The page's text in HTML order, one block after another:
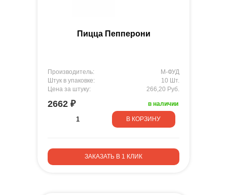
Пицца Пепперони
Производитель:
М-ФУД
Штук в упаковке:
10 Шт.
Цена за штуку:
266,20 Руб.
2662 ₽ в наличии
В КОРЗИНУ
ЗАКАЗАТЬ В 1 КЛИК